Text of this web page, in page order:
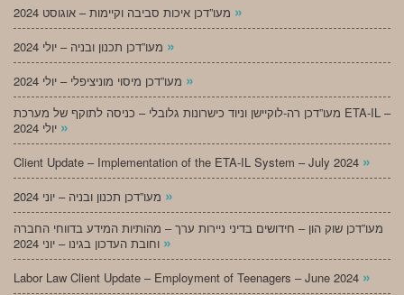
»
»
»
מעו”דכן רה-לוקיישן וניוד כישרונות גלובלי – כניסה לתוקף של מערכת ETA-IL –
»
Client Update – Implementation of the ETA-IL System – July 2024 »
»
מעו”דכן שוק הון – חידושים בדיני ניירות ערך – מהותיות המידע בדווחי החברה
»
Labor Law Client Update – Employment of Teenagers – June 2024 »